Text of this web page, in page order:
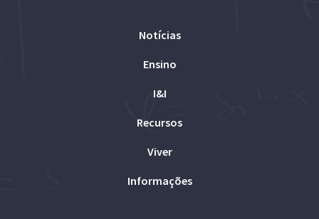
Notícias
Ensino
I&I
Recursos
Viver
Informações